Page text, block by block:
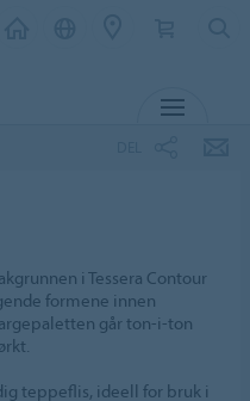
i Tessera Contour
formene innen
går ton-i-ton
teppeflis, ideell for bruk i